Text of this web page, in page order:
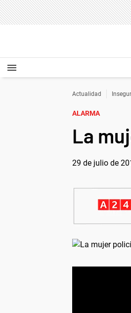
Actualidad
ALARMA
La
29 de julio de